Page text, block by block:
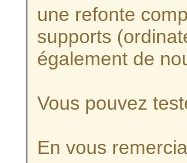
une refonte
supports
également de
Vous pouvez
En vous